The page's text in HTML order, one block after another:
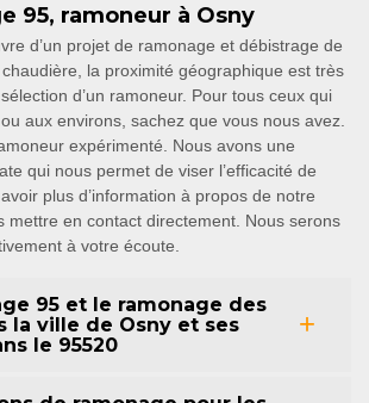
95, ramoneur à Osny
d’un projet de ramonage et débistrage de
la proximité géographique est très
d’un ramoneur. Pour tous ceux qui
aux environs, sachez que vous nous avez.
expérimenté. Nous avons une
qui nous permet de viser l’efficacité de
plus d’information à propos de notre
mettre en contact directement. Nous serons
à votre écoute.
95 et le ramonage des
la ville de Osny et ses
le 95520